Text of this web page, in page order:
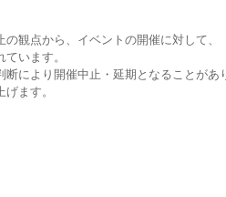
観点から、イベントの開催に対して、
います。
により開催中止・延期となることがあ
ます。